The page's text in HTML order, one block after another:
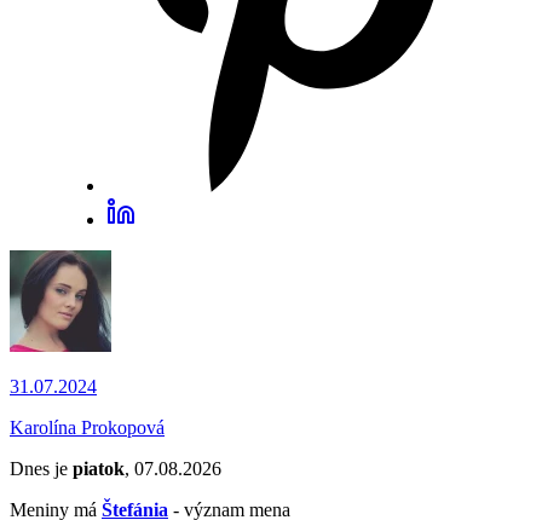
31.07.2024
Karolína Prokopová
Dnes je piatok, 07.08.2026
Meniny má Štefánia - význam mena